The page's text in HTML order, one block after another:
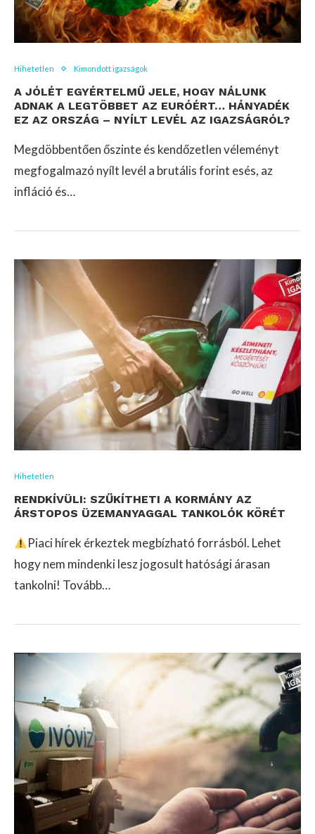
Hihetetlen Kimondott igazságok
A JÓLÉT EGYÉRTELMŰ JELE, HOGY NÁLUNK
ADNAK A LEGTÖBBET AZ EURÓÉRT… HÁNYADÉK
EZ AZ ORSZÁG – NYÍLT LEVÉL AZ IGAZSÁGRÓL?
Megdöbbentően őszinte és kendőzetlen véleményt
megfogalmazó nyílt levél a brutális forint esés, az
infláció és…
Hihetetlen
RENDKÍVÜLI: SZŰKÍTHETI A KORMÁNY AZ
ÁRSTOPOS ÜZEMANYAGGAL TANKOLÓK KÖRÉT
Piaci hírek érkeztek megbízható forrásból. Lehet
hogy nem mindenki lesz jogosult hatósági árasan
tankolni! Tovább…